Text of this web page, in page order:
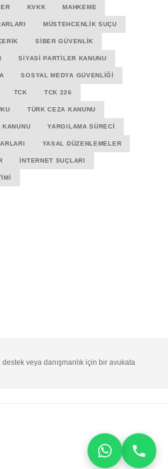
KVKK MAHKEME
MÜSTEHCENLIK SUÇU
SIBER GÜVENLIK
SIYASI PARTILER KANUNU
SOSYAL MEDYA GÜVENLIĞI
TCK TCK 226
TÜRK CEZA KANUNU
KANUNU YARGILAMA SÜRECI
YASAL DÜZENLEMELER
İNTERNET SUÇLARI
veya danışmanlık için bir avukata